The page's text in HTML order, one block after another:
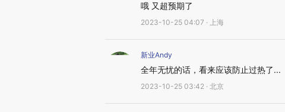
哦 又超预期了
2023-10-25 04:07 · 上海
新业Andy
全年无忧的话，看来应该防止过热了...
2023-10-25 03:42 · 北京